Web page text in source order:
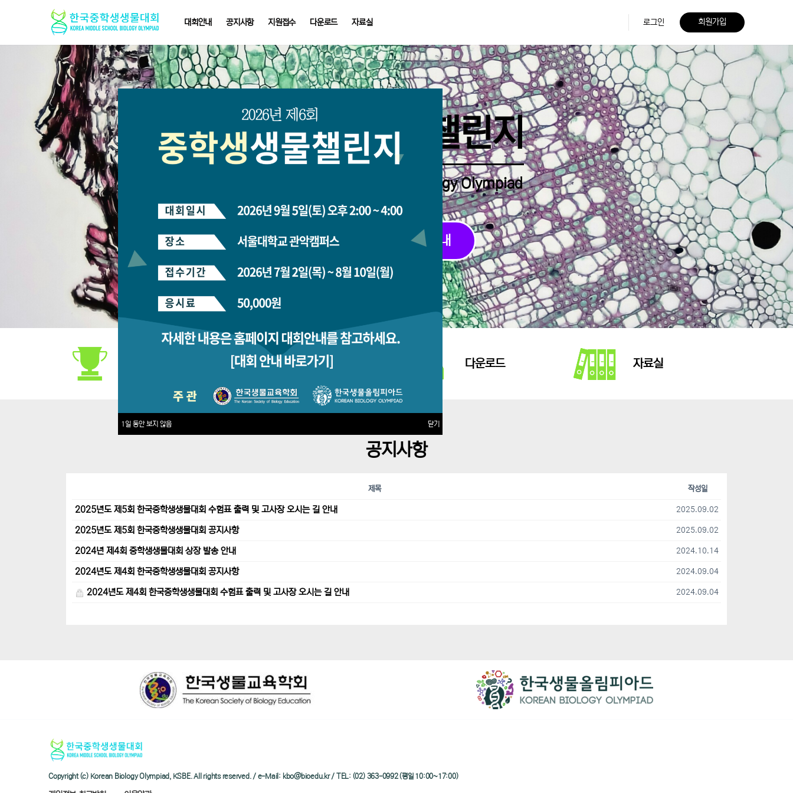
대회안내 공지사항 지원접수 다운로드 자료실 로그인 회원가입
중학생생물챌린지
Middle School Korea Biology Olympiad
2026 대회 접수 안내
지원접수 다운로드 자료실
공지사항
제목 작성일
2025년도 제5회 한국중학생생물대회 수험표 출력 및 고사장 오시는 길 안내 2025.09.02
2025년도 제5회 한국중학생생물대회 공지사항 2025.09.02
2024년 제4회 중학생생물대회 상장 발송 안내 2024.10.14
2024년도 제4회 한국중학생생물대회 공지사항 2024.09.04
2024년도 제4회 한국중학생생물대회 수험표 출력 및 고사장 오시는 길 안내 2024.09.04
Copyright (c) Korean Biology Olympiad, KSBE. All rights reserved. / e-Mail: kbo@bioedu.kr / TEL: (02) 363-0992 (평일 10:00~17:00)
1일 동안 보지 않음 닫기